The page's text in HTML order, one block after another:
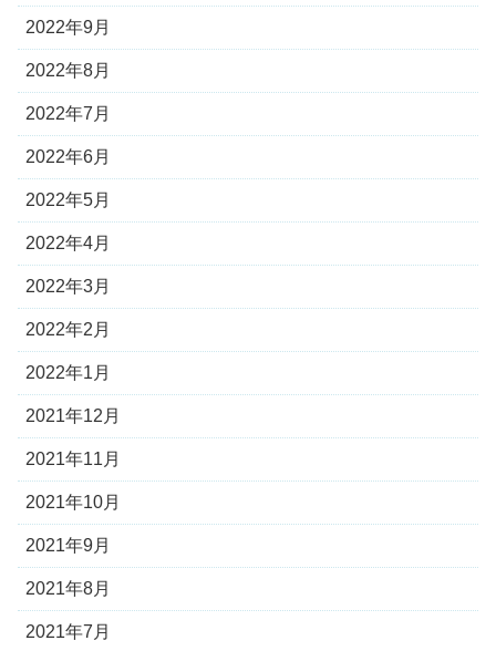
2022年9月
2022年8月
2022年7月
2022年6月
2022年5月
2022年4月
2022年3月
2022年2月
2022年1月
2021年12月
2021年11月
2021年10月
2021年9月
2021年8月
2021年7月